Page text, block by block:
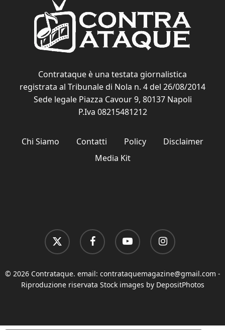
Contrataque è una testata giornalistica
registrata al Tribunale di Nola n. 4 del 26/08/2014
Sede legale Piazza Cavour 9, 80137 Napoli
P.Iva 08215481212
Chi Siamo Contatti Policy
Disclaimer
Media Kit
x-
twitter
facebook youtube instagram
© 2026 Contrataque. email: contrataquemagazine@gmail.com -
Riproduzione riservata Stock images by DepositPhotos